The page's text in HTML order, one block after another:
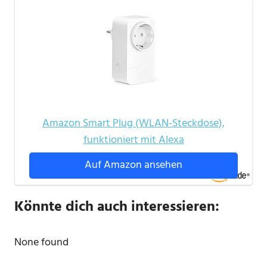
Amazon Smart Plug (WLAN-Steckdose),
funktioniert mit Alexa
Auf Amazon ansehen
Könnte dich auch interessieren:
None found